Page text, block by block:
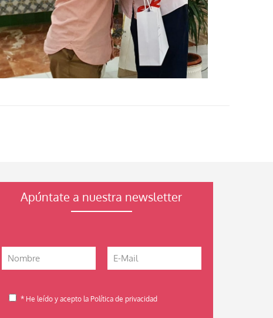
Apúntate a nuestra newsletter
* He leído y acepto la Política de privacidad